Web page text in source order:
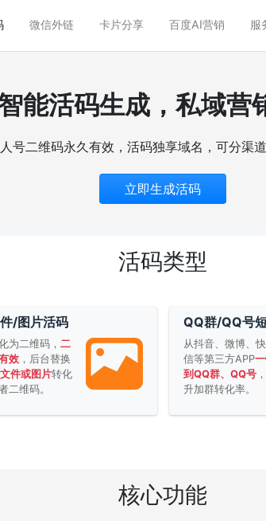
微信外链 卡片分享 百度AI营销 服
能活码生成，私域营
号二维码永久有效，活码独享域名，可分渠
立即生成活码
活码类型
/图片活码
为二维码， 二
效，后台替换
件或图片转化
二维码。
QQ群/QQ号
从抖音、微博、
信等第三方APP
到QQ群、QQ号
升加群转化率。
核心功能